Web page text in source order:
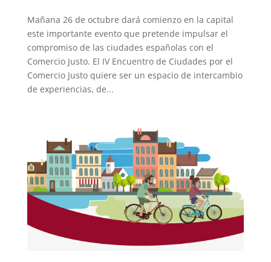
Mañana 26 de octubre dará comienzo en la capital
este importante evento que pretende impulsar el
compromiso de las ciudades españolas con el
Comercio Justo. El IV Encuentro de Ciudades por el
Comercio Justo quiere ser un espacio de intercambio
de experiencias, de...